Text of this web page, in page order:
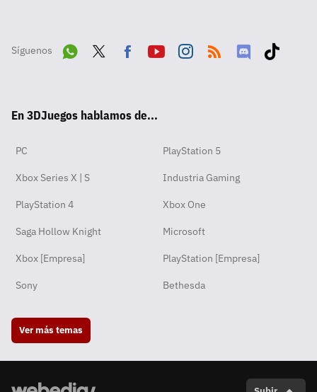
Síguenos
pp
ok
En 3DJuegos hablamos de...
PC PlayStation 5
Xbox Series X | S Industria Gaming
PlayStation 4 Xbox One
Saga Hollow Knight Microsoft
Xbox [Empresa] PlayStation [Empresa]
Sony Bethesda
Ver más temas